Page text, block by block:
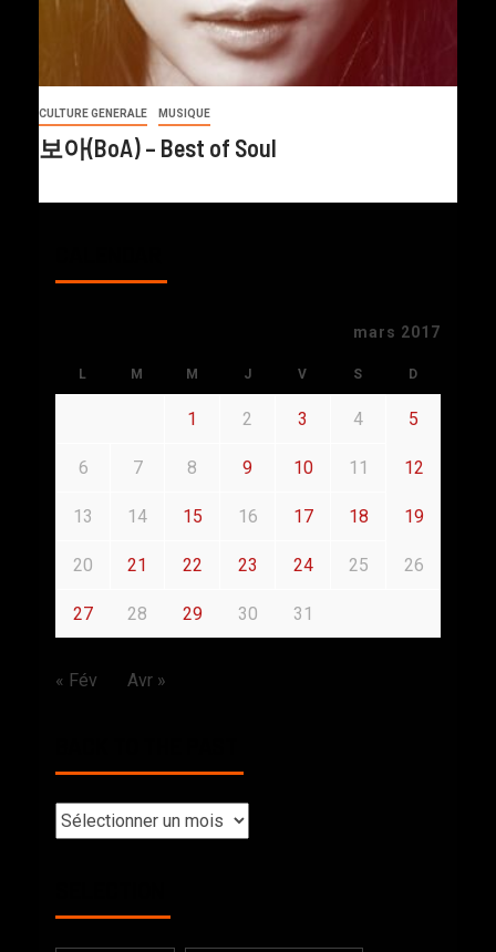
CULTURE GENERALE MUSIQUE
보아(BoA) – Best of Soul
mars 2017
L M M J V S D
1 2 3 4 5
6 7 8 9 10 11 12
13 14 15 16 17 18 19
20 21 22 23 24 25 26
27 28 29 30 31
« Fév Avr »